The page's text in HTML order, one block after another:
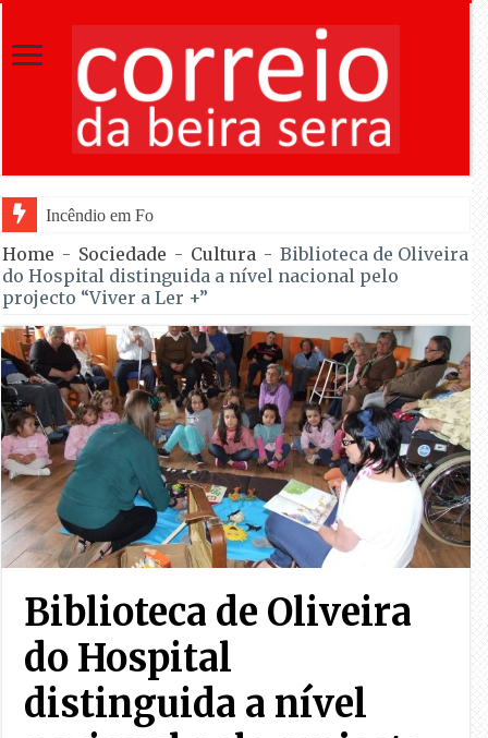
Incêndio em Fornos de Algodres reacende após t
Home - Sociedade - Cultura - Biblioteca de Oliveira
do Hospital distinguida a nível nacional pelo
projecto “Viver a Ler +”
Biblioteca de Oliveira
do Hospital
distinguida a nível